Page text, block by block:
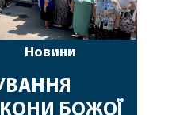
Новини
БОЖОЇ